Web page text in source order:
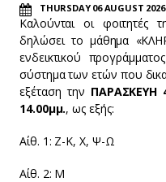
THURSDAY 06 AUGUST 2026
Καλούνται οι φοιτητές
δηλώσει το μάθημα
ενδεικτικού
σύστημα των ετών που
εξέταση την ΠΑΡΑΣΚΕΥΗ
14.00μμ., ως εξής:
Αίθ. 1: Ζ-Κ, Χ, Ψ-Ω
Αίθ. 2: Μ